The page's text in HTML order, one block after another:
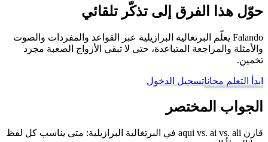
حوّل هذا الفرق إلى تذكّر تلقائي
Falando يعلّم البرتغالية البرازيلية عبر القواعد والمفردات والصوت
والأمثلة والمراجعة المتباعدة، حتى لا تبقى الأزواج الصعبة مجرد
تخمين.
ابدأ التعلم مجاناتسجيل الدخول
الجواب المختصر
قارن aqui vs. ai vs. ali في البرتغالية البرازيلية: متى يناسب كل لفظ